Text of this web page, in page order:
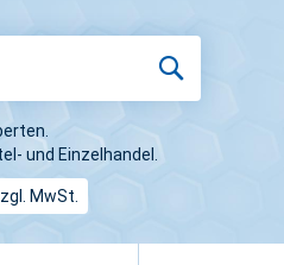
und Einzelhandel.
MwSt.